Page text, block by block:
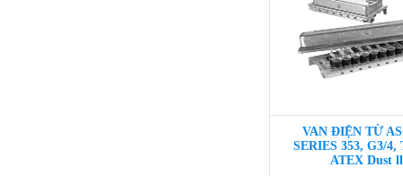
VAN ĐIỆN TỪ
SERIES 353, G3/4,
ATEX Dust